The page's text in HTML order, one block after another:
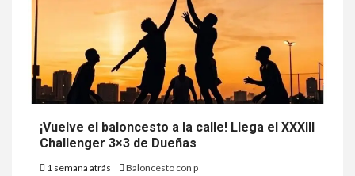
¡Vuelve el baloncesto a la calle! Llega el XXXIII
Challenger 3×3 de Dueñas
1 semana atrás Baloncesto con p